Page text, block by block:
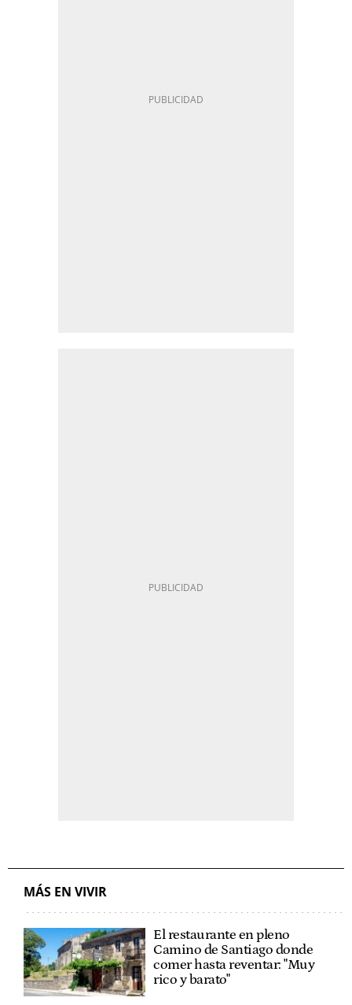
MÁS EN VIVIR
El restaurante en pleno
Camino de Santiago donde
comer hasta reventar: "Muy
rico y barato"